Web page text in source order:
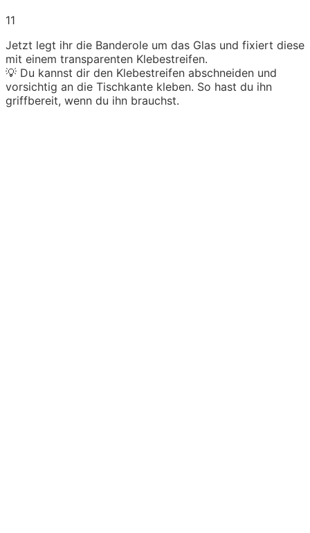
11
Jetzt legt ihr die Banderole um das Glas und fixiert diese
mit einem transparenten Klebestreifen.
💡 Du kannst dir den Klebestreifen abschneiden und
vorsichtig an die Tischkante kleben. So hast du ihn
griffbereit, wenn du ihn brauchst.